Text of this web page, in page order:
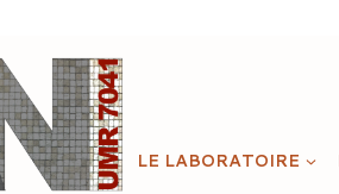
LE LABORATOIRE